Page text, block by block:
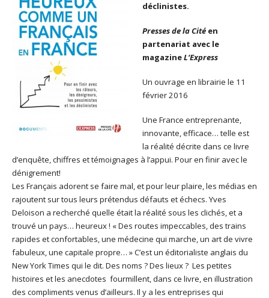
déclinistes.
Presses de la Cité en
partenariat avec le
magazineL‘Express
Un ouvrage en librairie le 11
février 2016
Une France entreprenante,
innovante, efficace… telle est
la réalité décrite dans ce livre
d’enquête, chiffres et témoignages à l’appui. Pour en finir avec le
dénigrement!
Les Français adorent se faire mal, et pour leur plaire, les médias en
rajoutent sur tous leurs prétendus défauts et échecs. Yves
Deloison a recherché quelle était la réalité sous les clichés, et a
trouvé un pays… heureux ! « Des routes impeccables, des trains
rapides et confortables, une médecine qui marche, un art de vivre
fabuleux, une capitale propre… » C’est un éditorialiste anglais du
New York Times qui le dit. Des noms ? Des lieux ? Les petites
histoires et les anecdotes fourmillent, dans ce livre, en illustration
des compliments venus d’ailleurs. Il y a les entreprises qui